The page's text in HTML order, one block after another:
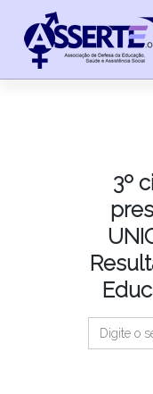
content
3º
Search